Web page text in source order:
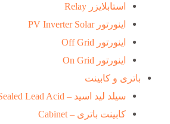
استابلایزر Relay
اینورتور PV Inverter Solar
اینورتور Off Grid
اینورتور On Grid
باتری و کابینت
سیلد لید اسید – Sealed Lead Acid
کابینت باتری – Cabinet